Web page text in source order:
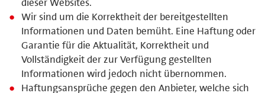
Wir sind um die Korrektheit der bereitgestellten
Informationen und Daten bemüht. Eine Haftung oder
Garantie für die Aktualität, Korrektheit und
Vollständigkeit der zur Verfügung gestellten
Informationen wird jedoch nicht übernommen.
Haftungsansprüche gegen den Anbieter, welche sich